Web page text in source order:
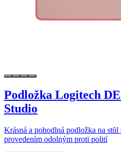
Podložka Logitech
Studio
Krásná a pohodlná podložka na
provedením odolným proti polití